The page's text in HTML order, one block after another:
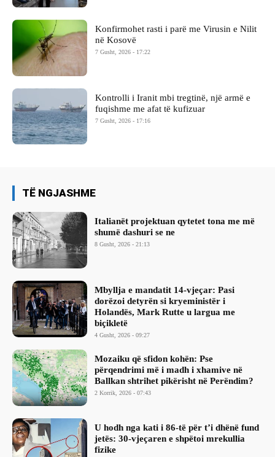
Konfirmohet rasti i parë me Virusin e Nilit
në Kosovë
7 Gusht, 2026 - 17:22
Kontrolli i Iranit mbi tregtinë, një armë e
fuqishme me afat të kufizuar
7 Gusht, 2026 - 17:16
TË NGJASHME
Italianët projektuan qytetet tona me më
shumë dashuri se ne
8 Gusht, 2026 - 21:13
Mbyllja e mandatit 14-vjeçar: Pasi
dorëzoi detyrën si kryeministër i
Holandës, Mark Rutte u largua me
biçikletë
4 Gusht, 2026 - 09:27
Mozaiku që sfidon kohën: Pse
përqendrimi më i madh i xhamive në
Ballkan shtrihet pikërisht në Perëndim?
2 Korrik, 2026 - 07:43
​U hodh nga kati i 86-të për t’i dhënë fund
jetës: 30-vjeçaren e shpëtoi mrekullia
fizike